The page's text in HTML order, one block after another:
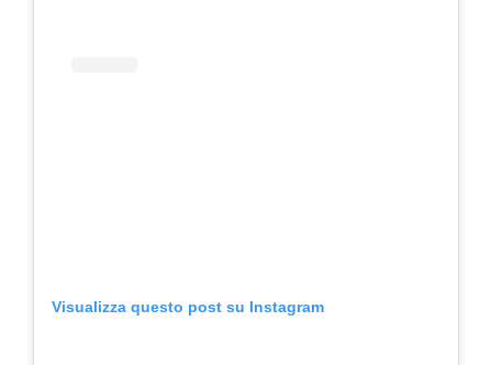
Visualizza questo post su Instagram